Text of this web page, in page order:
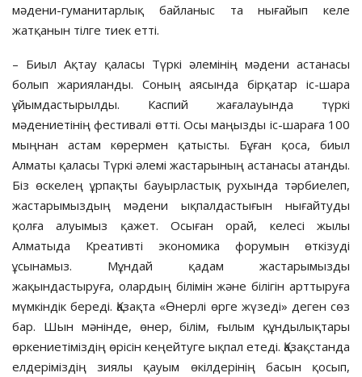
мәдени-гуманитарлық байланыс та нығайып келе
жатқанын тілге тиек етті.
– Биыл Ақтау қаласы Түркі әлемінің мәдени астанасы
болып жарияланды. Соның аясында бірқатар іс-шара
ұйымдастырылды. Каспий жағалауында түркі
мәдениетінің фестивалі өтті. Осы маңызды іс-шараға 100
мыңнан астам көрермен қатысты. Бұған қоса, биыл
Алматы қаласы Түркі әлемі жастарының астанасы атанды.
Біз өскелең ұрпақты бауырластық рухында тәрбиелеп,
жастарымыздың мәдени ықпалдастығын нығайтуды
қолға алуымыз қажет. Осыған орай, келесі жылы
Алматыда Креативті экономика форумын өткізуді
ұсынамыз. Мұндай қадам жастарымызды
жақындастыруға, олардың білімін және білігін арттыруға
мүмкіндік береді. Қазақта «Өнерлі өрге жүзеді» деген сөз
бар. Шын мәнінде, өнер, білім, ғылым құндылықтары
өркениетіміздің өрісін кеңейтуге ықпал етеді. Қазақстанда
елдеріміздің зиялы қауым өкілдерінің басын қосып,